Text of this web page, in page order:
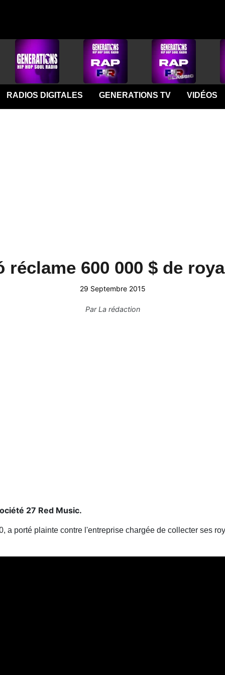
RADIOS DIGITALES GENERATIONS TV VIDÉOS
réclame 600 000 $ de
29 Septembre 2015
ParLa rédaction
27 Red Music.
a porté plainte contre l'entreprise chargée de collecter ses